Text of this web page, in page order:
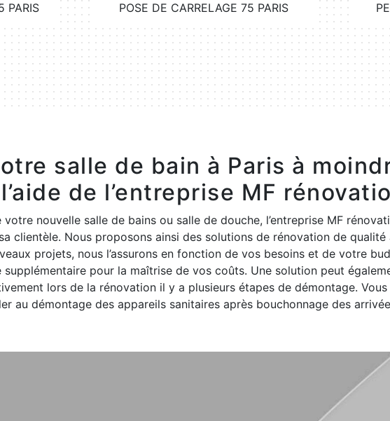
PARIS POSE DE CARRELAGE 75 PARIS
salle de bain à Paris à
l’aide de l’entreprise MF
nouvelle salle de bains ou salle de douche, l’entreprise MF
clientèle. Nous proposons ainsi des solutions de rénovation de qualité
projets, nous l’assurons en fonction de vos besoins et de votre
supplémentaire pour la maîtrise de vos coûts. Une solution peut
lors de la rénovation il y a plusieurs étapes de démontage.
au démontage des appareils sanitaires après bouchonnage des